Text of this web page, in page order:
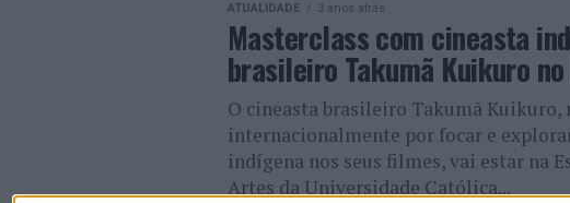
ATUALIDADE 3 anos atrás
Masterclass com cineasta
brasileiro Takumã Kuikuro
O cineasta brasileiro Takumã Kuikuro,
internacionalmente por focar e
indígena nos seus filmes, vai estar na
Artes da Universidade Católica...